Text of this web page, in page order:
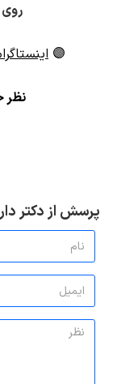
🟣
نظر
پرسش از دکتر